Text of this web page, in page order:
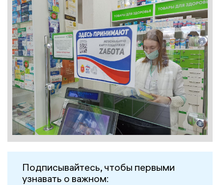
Подписывайтесь, чтобы первыми
узнавать о важном: